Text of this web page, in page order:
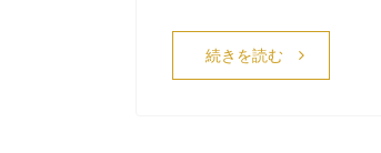
続きを読む